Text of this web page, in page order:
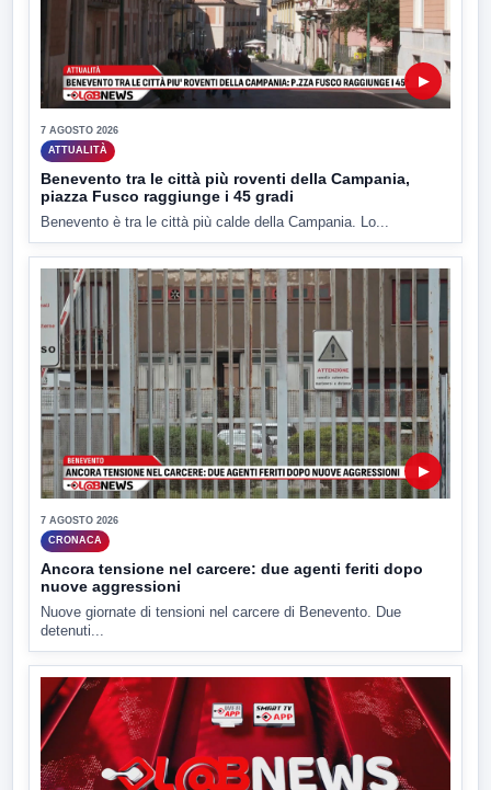
▶
7 AGOSTO 2026
ATTUALITÀ
Benevento tra le città più roventi della Campania,
piazza Fusco raggiunge i 45 gradi
Benevento è tra le città più calde della Campania. Lo...
▶
7 AGOSTO 2026
CRONACA
Ancora tensione nel carcere: due agenti feriti dopo
nuove aggressioni
Nuove giornate di tensioni nel carcere di Benevento. Due
detenuti...